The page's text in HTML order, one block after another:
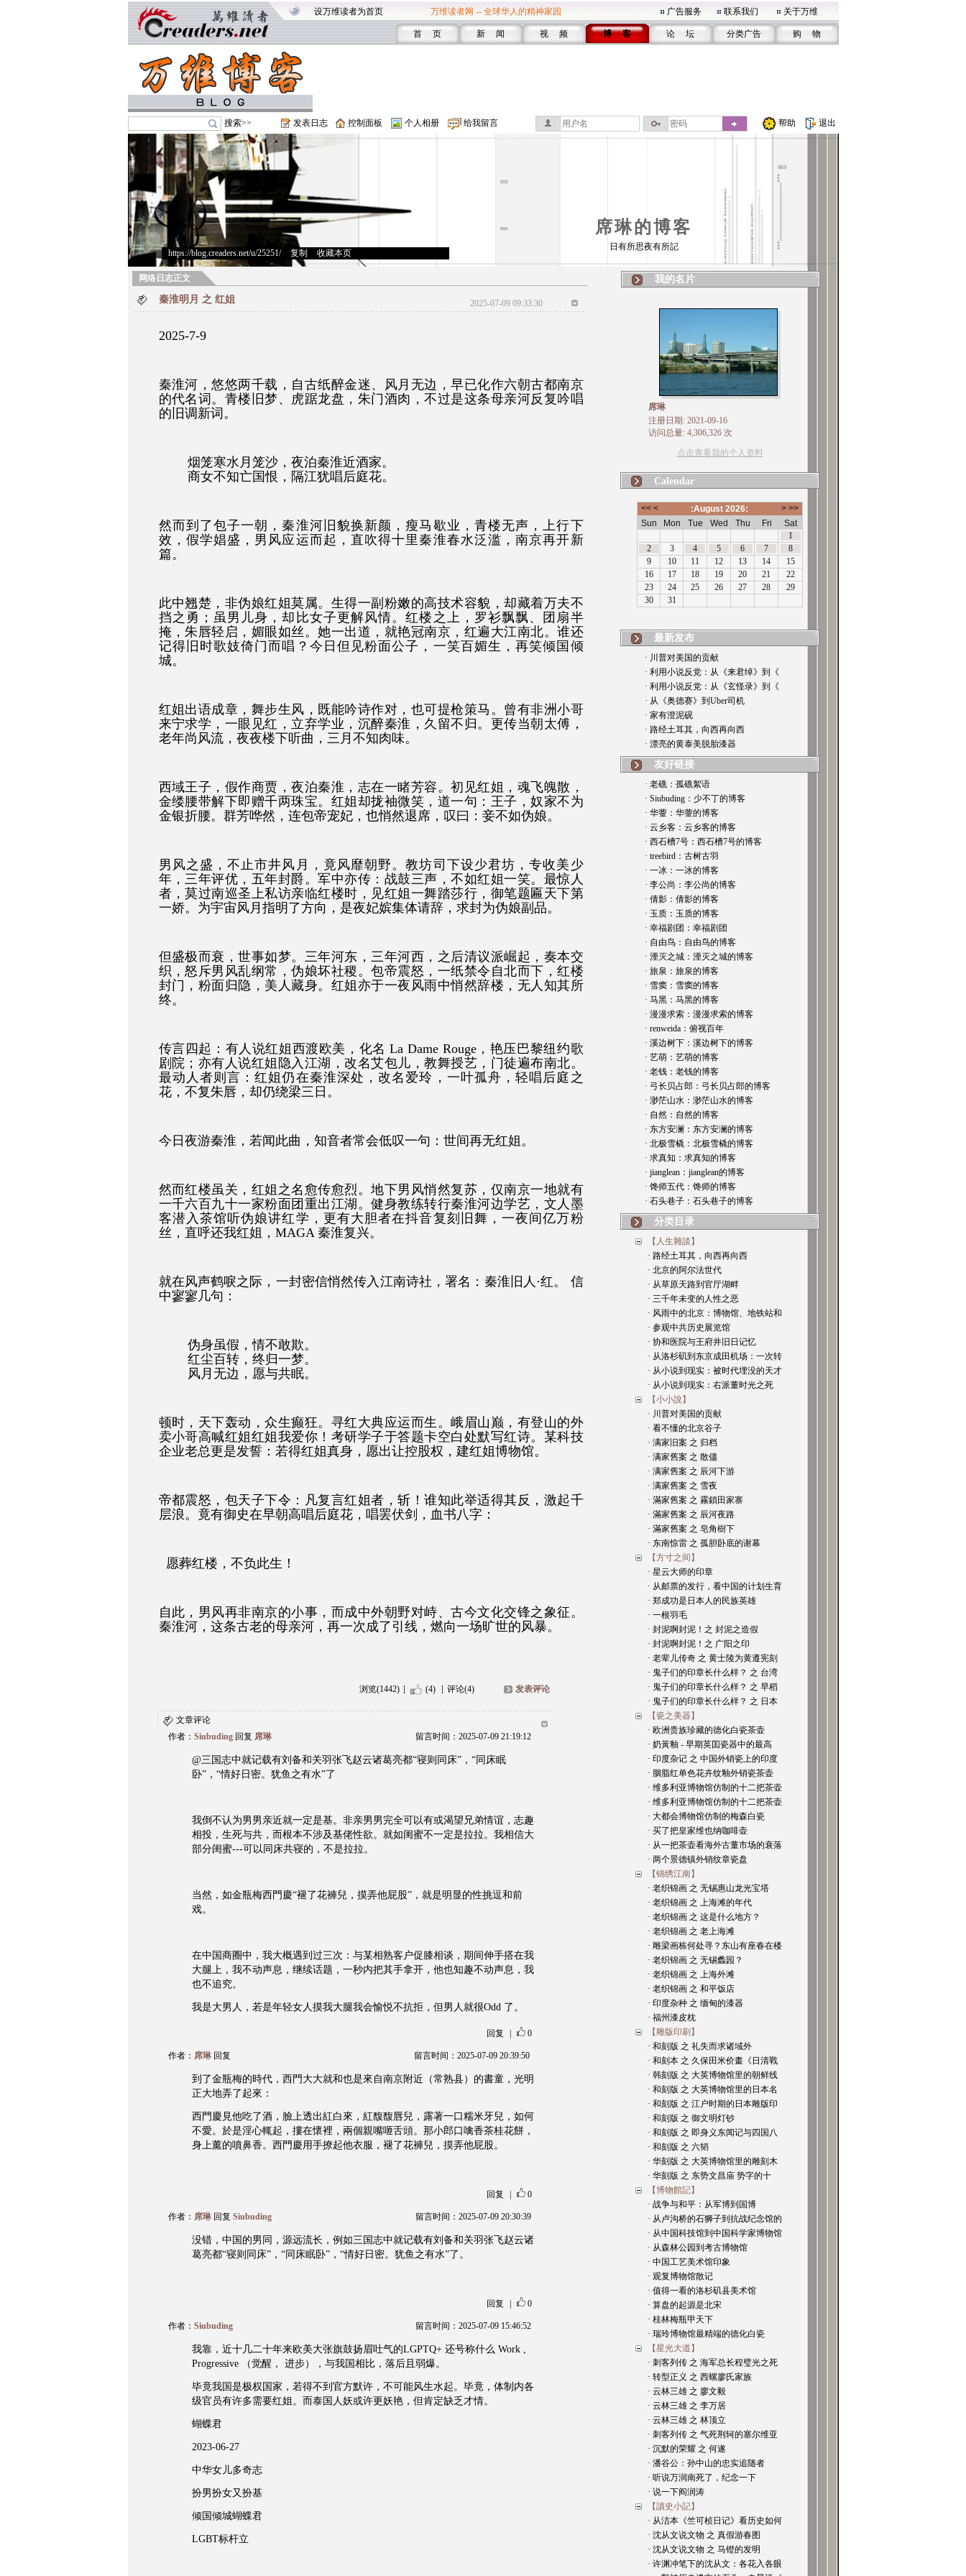
设万维读者为首页 万维读者网 -- 全球华人的精神家园 广告服务 联系我们 关于万维
首 页 新 闻 视 频 博 客 论 坛 分类广告 购 物
搜索>> 发表日志 控制面板 个人相册 给我留言 帮助 退出
席琳的博客
https://blog.creaders.net/u/25251/> 复制 收藏本页
日有所思夜有所記
网络日志正文
秦淮明月 之 红姐 2025-07-09 09:33:30
2025-7-9
秦淮河，悠悠两千载，自古纸醉金迷、风月无边，早已化作六朝古都南京
的代名词。青楼旧梦、虎踞龙盘，朱门酒肉，不过是这条母亲河反复吟唱
的旧调新词。
烟笼寒水月笼沙，夜泊秦淮近酒家。
商女不知亡国恨，隔江犹唱后庭花。
然而到了包子一朝，秦淮河旧貌换新颜，瘦马歇业，青楼无声，上行下
效，假学娼盛，男风应运而起，直吹得十里秦淮春水泛滥，南京再开新
篇。
此中翘楚，非伪娘红姐莫属。 生得一副粉嫩的高技术容貌，却藏着万夫不
挡之勇；虽男儿身，却比女子更解风情。红楼之上，罗衫飘飘、团扇半
掩，朱唇轻启，媚眼如丝。她一出道，就艳冠南京，红遍大江南北。谁还
记得旧时歌妓倚门而唱？今日但见粉面公子，一笑百媚生，再笑倾国倾
城。
红姐出语成章，舞步生风，既能吟诗作对，也可提枪策马。曾有非洲小哥
来宁求学，一眼见红，立弃学业，沉醉秦淮，久留不归。更传当朝太傅，
老年尚风流，夜夜楼下听曲，三月不知肉味。
西域王子，假作商贾，夜泊秦淮，志在一睹芳容。初见红姐，魂飞魄散，
金缕腰带解下即赠千两珠宝。红姐却拢袖微笑，道一句：王子，奴家不为
金银折腰。群芳哗然，连包帝宠妃，也悄然退席，叹曰：妾不如伪娘。
男风之盛，不止市井风月，竟风靡朝野。教坊司下设少君坊，专收美少
年，三年评优，五年封爵。军中亦传：战鼓三声，不如红姐一笑。最惊人
者，莫过南巡圣上私访亲临红楼时，见红姐一舞踏莎行，御笔题匾天下第
一娇。为宇宙风月指明了方向，是夜妃嫔集体请辞，求封为伪娘副品。
但盛极而衰，世事如梦。三年河东，三年河西，之后清议派崛起，奏本交
织，怒斥男风乱纲常，伪娘坏社稷。包帝震怒，一纸禁令自北而下，红楼
封门，粉面归隐，美人藏身。红姐亦于一夜风雨中悄然辞楼，无人知其所
终。
传言四起：有人说红姐西渡欧美，化名 La Dame Rouge，艳压巴黎纽约歌
剧院；亦有人说红姐隐入江湖，改名艾包儿，教舞授艺，门徒遍布南北。
最动人者则言：红姐仍在秦淮深处，改名爱玲，一叶孤舟，轻唱后庭之
花，不复朱唇，却仍绕梁三日。
今日夜游秦淮，若闻此曲，知音者常会低叹一句：世间再无红姐。
然而红楼虽关，红姐之名愈传愈烈。地下男风悄然复苏，仅南京一地就有
一千六百九十一家粉面团重出江湖。健身教练转行秦淮河边学艺，文人墨
客潜入茶馆听伪娘讲红学，更有大胆者在抖音复刻旧舞，一夜间亿万粉
丝，直呼还我红姐，MAGA 秦淮复兴。
就在风声鹤唳之际，一封密信悄然传入江南诗社，署名：秦淮旧人·红。 信
中寥寥几句：
伪身虽假，情不敢欺。
红尘百转，终归一梦。
风月无边，愿与共眠。
顿时，天下轰动，众生癫狂。寻红大典应运而生。峨眉山巅，有登山的外
卖小哥高喊红姐红姐我爱你！考研学子于答题卡空白处默写红诗。某科技
企业老总更是发誓：若得红姐真身，愿出让控股权，建红姐博物馆。
帝都震怒，包天子下令：凡复言红姐者，斩！谁知此举适得其反，激起千
层浪。竟有御史在早朝高唱后庭花，唱罢伏剑，血书八字：
愿葬红楼，不负此生！
自此，男风再非南京的小事，而成中外朝野对峙、古今文化交锋之象征。
秦淮河，这条古老的母亲河，再一次成了引线，燃向一场旷世的风暴。
浏览(1442) (4) 评论(4) 发表评论
文章评论
作者： Siubuding回复 席琳 留言时间：2025-07-09 21:19:12
@三国志中就记载有刘备和关羽张飞赵云诸葛亮都“寝则同床”，“同床眠
卧”，“情好日密。犹鱼之有水”了
我倒不认为男男亲近就一定是基。非亲男男完全可以有或渴望兄弟情谊，志趣
相投，生死与共，而根本不涉及基佬性欲。就如闺蜜不一定是拉拉。我相信大
部分闺蜜---可以同床共寝的，不是拉拉。
当然，如金瓶梅西門慶“褪了花褲兒，摸弄他屁股”，就是明显的性挑逗和前
戏。
在中国商圈中，我大概遇到过三次：与某相熟客户促膝相谈，期间伸手搭在我
大腿上，我不动声息，继续话题，一秒内把其手拿开，他也知趣不动声息，我
也不追究。
我是大男人，若是年轻女人摸我大腿我会愉悦不抗拒，但男人就很Odd 了。
回复 0
作者： 席琳回复 留言时间：2025-07-09 20:39:50
到了金瓶梅的時代，西門大大就和也是來自南京附近（常熟县）的書童，光明
正大地弄了起來：
西門慶見他吃了酒，臉上透出紅白來，紅馥馥唇兒，露著一口糯米牙兒，如何
不愛。於是淫心輒起，摟在懷裡，兩個親嘴咂舌頭。那小郎口噙香茶桂花餅，
身上薰的噴鼻香。西門慶用手撩起他衣服，褪了花褲兒，摸弄他屁股。
回复 0
作者： 席琳回复 Siubuding 留言时间：2025-07-09 20:30:39
没错，中国的男同，源远流长，例如三国志中就记载有刘备和关羽张飞赵云诸
葛亮都“寝则同床”，“同床眠卧”，“情好日密。犹鱼之有水”了。
回复 0
作者： Siubuding 留言时间：2025-07-09 15:46:52
我靠，近十几二十年来欧美大张旗鼓扬眉吐气的LGPTQ+ 还号称什么 Work ,
Progressive （觉醒， 进步），与我国相比，落后且弱爆。
毕竟我国是极权国家，若得不到官方默许，不可能风生水起。毕竟，体制内各
级官员有许多需要红姐。而泰国人妖或许更妖艳，但肯定缺乏才情。
蝴蝶君
2023-06-27
中华女儿多奇志
扮男扮女又扮基
倾国倾城蝴蝶君
LGBT标杆立
我的名片
席琳
注册日期: 2021-09-16
访问总量: 4,306,326 次
点击查看我的个人资料
Calendar
最新发布
· 川普对美国的贡献
· 利用小说反党：从《来君绰》到《
· 利用小说反党：从《玄怪录》到《
· 从《奥德赛》到Uber司机
· 家有澄泥砚
· 路经土耳其，向西再向西
· 漂亮的黄泰美脱胎漆器
友好链接
· 老礁：孤礁絮语
· Siubuding：少不丁的博客
· 华蓥：华蓥的博客
· 云乡客：云乡客的博客
· 西石槽7号：西石槽7号的博客
· treebird：古树古羽
· 一冰：一冰的博客
· 李公尚：李公尚的博客
· 倩影：倩影的博客
· 玉质：玉质的博客
· 幸福剧团：幸福剧团
· 自由鸟：自由鸟的博客
· 湮灭之城：湮灭之城的博客
· 旅泉：旅泉的博客
· 雪窦：雪窦的博客
· 马黑：马黑的博客
· 漫漫求索：漫漫求索的博客
· renweida：俯视百年
· 溪边树下：溪边树下的博客
· 艺萌：艺萌的博客
· 老钱：老钱的博客
· 弓长贝占郎：弓长贝占郎的博客
· 渺茫山水：渺茫山水的博客
· 自然：自然的博客
· 东方安澜：东方安澜的博客
· 北极雪橇：北极雪橇的博客
· 求真知：求真知的博客
· jianglean：jianglean的博客
· 馋师五代：馋师的博客
· 石头巷子：石头巷子的博客
分类目录
【人生雜談】
· 路经土耳其，向西再向西
· 北京的阿尔法世代
· 从草原天路到官厅湖畔
· 三千年未变的人性之恶
· 风雨中的北京：博物馆、地铁站和
· 参观中共历史展览馆
· 协和医院与王府井旧日记忆
· 从洛杉矶到东京成田机场：一次转
· 从小说到现实：被时代埋没的天才
· 从小说到现实：右派董时光之死
【小小說】
· 川普对美国的贡献
· 看不懂的北京谷子
· 满家旧案 之 归档
· 满家舊案 之 散儘
· 满家舊案 之 辰河下游
· 满家舊案 之 雪夜
· 滿家舊案 之 霧鎖田家寨
· 滿家舊案 之 辰河夜路
· 滿家舊案 之 皂角樹下
· 东南惊雷 之 孤胆卧底的谢幕
【方寸之间】
· 星云大师的印章
· 从邮票的发行，看中国的计划生育
· 郑成功是日本人的民族英雄
· 一根羽毛
· 封泥啊封泥！之 封泥之造假
· 封泥啊封泥！之 广阳之印
· 老辈儿传奇 之 黄士陵为黄遵宪刻
· 鬼子们的印章长什么样？ 之 台湾
· 鬼子们的印章长什么样？ 之 早稻
· 鬼子们的印章长什么样？ 之 日本
【瓷之美器】
· 欧洲贵族珍藏的德化白瓷茶壶
· 奶黃釉 - 早期英囯瓷器中的最高
· 印度杂记 之 中国外销瓷上的印度
· 胭脂红单色花卉纹釉外销瓷茶壶
· 维多利亚博物馆仿制的十二把茶壶
· 维多利亚博物馆仿制的十二把茶壶
· 大都会博物馆仿制的梅森白瓷
· 买了把皇家维也纳咖啡壶
· 从一把茶壶看海外古董市场的衰落
· 两个景德镇外销纹章瓷盘
【锦绣江南】
· 老织锦画 之 无锡惠山龙光宝塔
· 老织锦画 之 上海滩的年代
· 老织锦画 之 这是什么地方？
· 老织锦画 之 老上海滩
· 雕梁画栋何处寻？东山有座春在楼
· 老织锦画 之 无锡蠡园？
· 老织锦画 之 上海外滩
· 老织锦画 之 和平饭店
· 印度杂种 之 缅甸的漆器
· 福州漆皮枕
【雕版印刷】
· 和刻版 之 礼失而求诸域外
· 和刻本 之 久保田米价畫《日清戰
· 韩刻版 之 大英博物馆里的朝鲜线
· 和刻版 之 大英博物馆里的日本名
· 和刻版 之 江户时期的日本雕版印
· 和刻版 之 御文明灯钞
· 和刻版 之 即身义东闻记与四国八
· 和刻版 之 六韬
· 华刻版 之 大英博物馆里的雕刻木
· 华刻版 之 东势文昌庙 势字的十
【博物館記】
· 战争与和平：从军博到国博
· 从卢沟桥的石狮子到抗战纪念馆的
· 从中国科技馆到中国科学家博物馆
· 从森林公园到考古博物馆
· 中国工艺美术馆印象
· 观复博物馆散记
· 值得一看的洛杉矶县美术馆
· 算盘的起源是北宋
· 桂林梅瓶甲天下
· 瑞玲博物馆最精端的德化白瓷
【星光大道】
· 刺客列传 之 海军总长程璧光之死
· 转型正义 之 西螺廖氏家族
· 云林三雄 之 廖文毅
· 云林三雄 之 李万居
· 云林三雄 之 林顶立
· 刺客列传 之 气死荆轲的塞尔维亚
· 沉默的荣耀 之 何遂
· 潘谷公：孙中山的忠实追随者
· 听说万润南死了，纪念一下
· 说一下阎润涛
【讀史小記】
· 从洁本《竺可桢日记》看历史如何
· 沈从文说文物 之 真假游春图
· 沈从文说文物 之 马镫的发明
· 许渊冲笔下的沈从文：各花入各眼